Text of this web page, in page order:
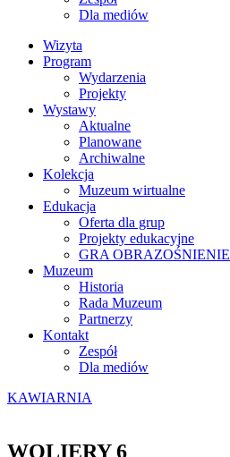
Dla mediów
Wizyta
Program
Wydarzenia
Projekty
Wystawy
Aktualne
Planowane
Archiwalne
Kolekcja
Muzeum wirtualne
Edukacja
Oferta dla grup
Projekty edukacyjne
GRA OBRAZOŚNIENIE
Muzeum
Historia
Rada Muzeum
Partnerzy
Kontakt
Zespół
Dla mediów
KAWIARNIA
WOLIERY 6